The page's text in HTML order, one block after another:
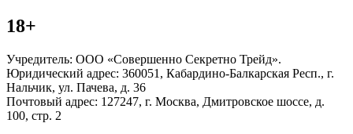
18+
Учредитель: ООО «Совершенно Секретно Трейд».
Юридический адрес: 360051, Кабардино-Балкарская Респ., г.
Нальчик, ул. Пачева, д. 36
Почтовый адрес: 127247, г. Москва, Дмитровское шоссе, д.
100, стр. 2